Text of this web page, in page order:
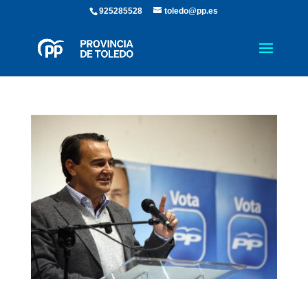
925285528 toledo@pp.es